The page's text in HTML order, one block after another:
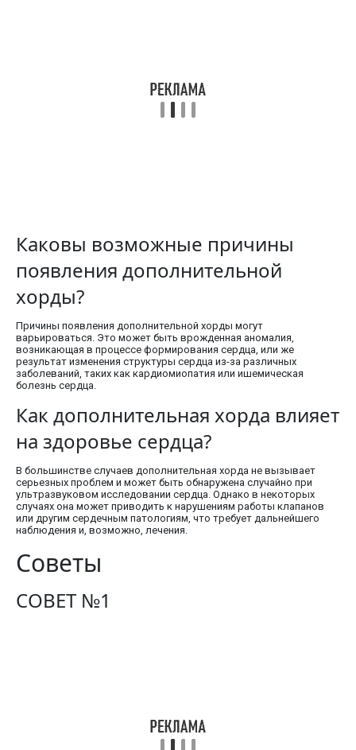
Каковы возможные причины
появления дополнительной
хорды?
Причины появления дополнительной хорды могут
варьироваться. Это может быть врожденная аномалия,
возникающая в процессе формирования сердца, или же
результат изменения структуры сердца из-за различных
заболеваний, таких как кардиомиопатия или ишемическая
болезнь сердца.
Как дополнительная хорда влияет
на здоровье сердца?
В большинстве случаев дополнительная хорда не вызывает
серьезных проблем и может быть обнаружена случайно при
ультразвуковом исследовании сердца. Однако в некоторых
случаях она может приводить к нарушениям работы клапанов
или другим сердечным патологиям, что требует дальнейшего
наблюдения и, возможно, лечения.
Советы
СОВЕТ №1